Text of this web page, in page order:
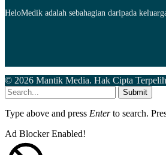
HeloMedik adalah sebahagian daripada
© 2026 Mantik Media. Hak Cipta
Submit
Type above and press Enterto search.
Ad Blocker Enabled!